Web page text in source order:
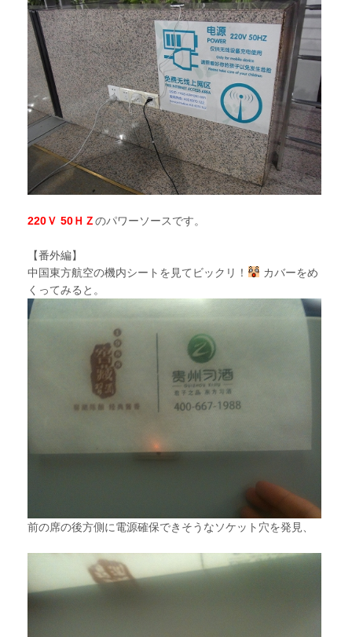
220Ｖ 50ＨＺのパワーソースです。
【番外編】
中国東方航空の機内シートを見てビックリ！
カバーをめ
くってみると。
前の席の後方側に電源確保できそうなソケット穴を発見、